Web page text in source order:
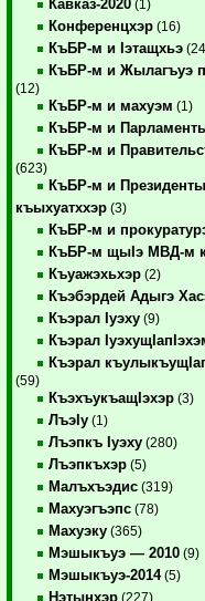
Кавказ-2020 (1)
Конференцхэр (16)
КъБР-м и Iэтащхьэ
КъБР-м и Жылагъуэ
(12)
КъБР-м и махуэм (1)
КъБР-м и
КъБР-м и
(623)
КъБР-м и
къыхуатххэр (3)
КъБР-м и
КъБР-м щыIэ МВД-м
Къуажэхьхэр (2)
Къэбэрдей Адыгэ
Къэрал Iуэху (9)
Къэрал
Къэрал
(59)
КъэхъукъащIэхэр (3)
ЛъэIу (1)
Лъэпкъ Iуэху (280)
Лъэпкъхэр (5)
Малъхъэдис (319)
Махуэгъэпс (78)
Махуэку (365)
Мэшыкъуэ — 2010 (9)
Мэшыкъуэ-2014(5)
Нэтынхэр (227)